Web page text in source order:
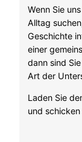
Wenn Sie
Alltag
Geschichte
einer
dann sind
Art der
Laden Sie
und schicken